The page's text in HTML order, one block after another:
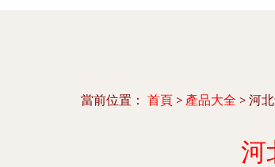
當前位置： 首頁 > 產品大全 > 河
河